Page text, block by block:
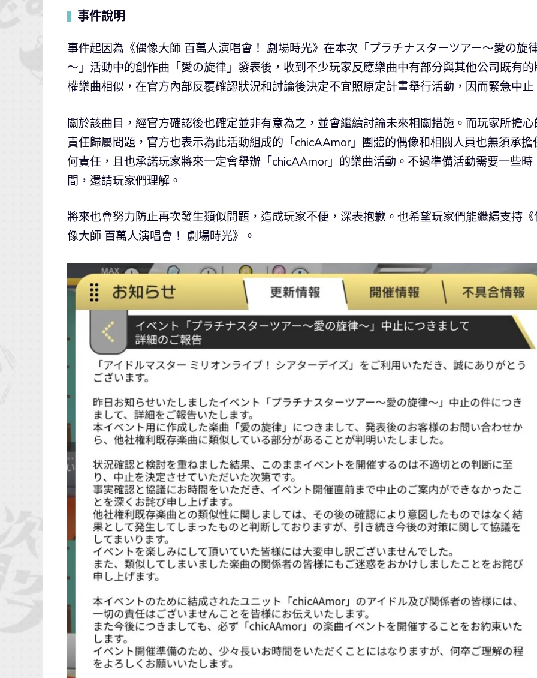
事件說明
事件起因為《偶像大師 百萬人演唱會！ 劇場時光》在本次「プラチナスターツアー～愛の旋
～」活動中的創作曲「愛の旋律」發表後，收到不少玩家反應樂曲中有部分與其他公司既有的
權樂曲相似，在官方內部反覆確認狀況和討論後決定不宜照原定計畫舉行活動，因而緊急中止
關於該曲目，經官方確認後也確定並非有意為之，並會繼續討論未來相關措施。而玩家所擔心
責任歸屬問題，官方也表示為此活動組成的「chicAAmor」團體的偶像和相關人員也無須承擔
何責任，且也承諾玩家將來一定會舉辦「chicAAmor」的樂曲活動。不過準備活動需要一些時
間，還請玩家們理解。
將來也會努力防止再次發生類似問題，造成玩家不便，深表抱歉。也希望玩家們能繼續支持《
像大師 百萬人演唱會！ 劇場時光》。